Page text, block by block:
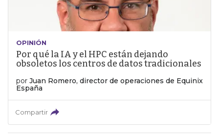
OPINIÓN
Por qué la IA y el HPC están dejando
obsoletos los centros de datos tradicionales
por Juan Romero, director de operaciones de Equinix
España
Compartir